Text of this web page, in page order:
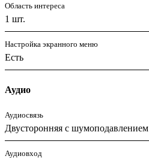
Область интереса
1 шт.
Настройка экранного меню
Есть
Аудио
Аудиосвязь
Двусторонняя с шумоподавлением
Аудиовход